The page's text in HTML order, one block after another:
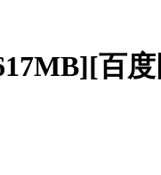
百